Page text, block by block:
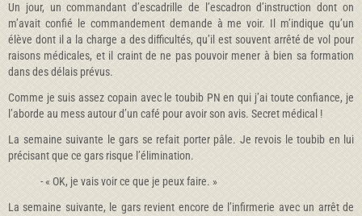
Un jour, un commandant d’escadrille de l’escadron d’instruction dont on
m’avait confié le commandement demande à me voir. Il m’indique qu’un
élève dont il a la charge a des difficultés, qu’il est souvent arrêté de vol pour
raisons médicales, et il craint de ne pas pouvoir mener à bien sa formation
dans des délais prévus.
Comme je suis assez copain avec le toubib PN en qui j’ai toute confiance, je
l’aborde au mess autour d’un café pour avoir son avis. Secret médical !
La semaine suivante le gars se refait porter pâle. Je revois le toubib en lui
précisant que ce gars risque l’élimination.
- « OK, je vais voir ce que je peux faire. »
La semaine suivante, le gars revient encore de l’infirmerie avec un arrêt de